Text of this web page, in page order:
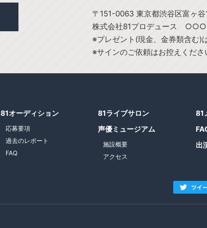
〒151-0063 東京都渋谷区富ヶ
株式会社81プロデュース
※プレゼント(現金、金券類含む)
※サインのご依頼はお控えくださ
81オーディション
応募要項
過去のレポート
FAQ
81ライブサロン
声優ミュージアム
施設概要
アクセス
81
出